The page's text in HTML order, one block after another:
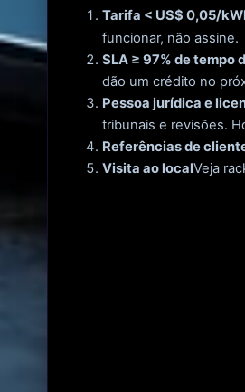
Tarifa < US$ 0,05/
funcionar, não assine.
SLA ≥ 97% de tempo
dão um crédito no
Pessoa jurídica e
tribunais e revisões.
Referências de
Visita ao localVeja